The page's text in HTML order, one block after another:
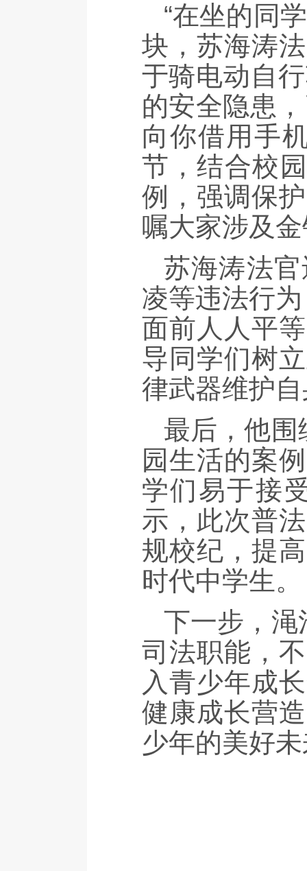
“在坐的同
块，苏海涛
于骑电动自
的安全隐患
向你借用手
节，结合校
例，强调保
嘱大家涉及
苏海涛法
凌等违法行
面前人人平
导同学们树
律武器维护
最后，他围
园生活的案
学们易于接
示，此次普
规校纪，提
时代中学生。
下一步，渑
司法职能，
入青少年成
健康成长营
少年的美好